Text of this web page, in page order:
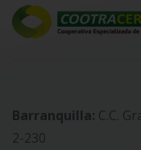
Barranquilla: C.C.
2-230